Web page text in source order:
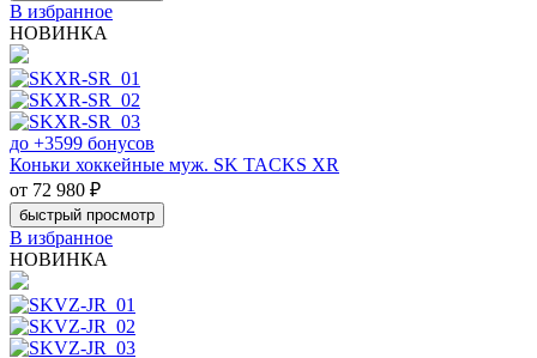
В избранное
НОВИНКА
до +3599 бонусов
Коньки хоккейные муж. SK TACKS XR
от 72 980 ₽
быстрый просмотр
В избранное
НОВИНКА